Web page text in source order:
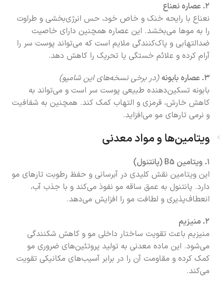
۲. عصاره نعناع
نعناع با رایحه خنک و خاص خود، حس انرژی‌بخشی و طراوت
را به موها می‌بخشد. این عصاره همچنین دارای خاصیت
ضدالتهابی و پاک‌کنندگی ملایم است که می‌تواند پوست سر را
آرام کرده و علائم خستگی یا تحریک را کاهش دهد.
۳. عصاره بابونه
(در برخی نسخه‌های این شامپو)
بابونه تسکین‌دهنده طبیعی پوست سر است و می‌تواند به
کاهش خارش، قرمزی و التهاب کمک کند. همچنین به شفافیت
و نرمی تارهای مو می‌افزاید.
ویتامین‌ها و مواد معدنی
۱. ویتامین B5 (پانتنول)
این ویتامین نقش کلیدی در آبرسانی و حفظ رطوبت تارهای مو
دارد. پانتنول به عمق ساقه مو نفوذ می‌کند و با جذب آب،
انعطاف‌پذیری و لطافت مو را افزایش می‌دهد.
۲. منیزیم
منیزیم باعث تقویت ساختار داخلی مو و کاهش شکنندگی
می‌شود. این ماده معدنی به تولید پروتئین‌های ضروری مو
کمک کرده و مقاومت آن را در برابر آسیب‌های مکانیکی تقویت
می‌کند.